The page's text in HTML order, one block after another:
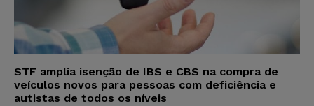
STF amplia isenção de IBS e CBS na compra de
veículos novos para pessoas com deficiência e
autistas de todos os níveis